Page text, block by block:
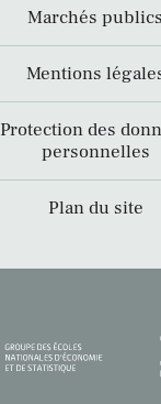
Marchés publics
Mentions
Protection des
personnelles
Plan du site